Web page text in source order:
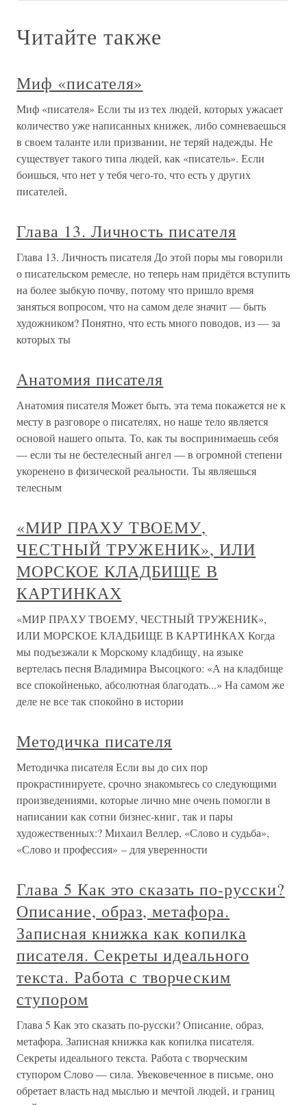
Читайте также
Миф «писателя»
Миф «писателя» Если ты из тех людей, которых ужасает
количество уже написанных книжек, либо сомневаешься
в своем таланте или призвании, не теряй надежды. Не
существует такого типа людей, как «писатель». Если
боишься, что нет у тебя чего-то, что есть у других
писателей,
Глава 13. Личность писателя
Глава 13. Личность писателя До этой поры мы говорили
о писательском ремесле, но теперь нам придётся вступить
на более зыбкую почву, потому что пришло время
заняться вопросом, что на самом деле значит — быть
художником? Понятно, что есть много поводов, из — за
которых ты
Анатомия писателя
Анатомия писателя Может быть, эта тема покажется не к
месту в разговоре о писателях, но наше тело является
основой нашего опыта. То, как ты воспринимаешь себя
— если ты не бестелесный ангел — в огромной степени
укоренено в физической реальности. Ты являешься
телесным
«МИР ПРАХУ ТВОЕМУ,
ЧЕСТНЫЙ ТРУЖЕНИК», ИЛИ
МОРСКОЕ КЛАДБИЩЕ В
КАРТИНКАХ
«МИР ПРАХУ ТВОЕМУ, ЧЕСТНЫЙ ТРУЖЕНИК»,
ИЛИ МОРСКОЕ КЛАДБИЩЕ В КАРТИНКАХ Когда
мы подъезжали к Морскому кладбищу, на языке
вертелась песня Владимира Высоцкого: «А на кладбище
все спокойненько, абсолютная благодать...» На самом же
деле не все так спокойно в истории
Методичка писателя
Методичка писателя Если вы до сих пор
прокрастинируете, срочно знакомьтесь со следующими
произведениями, которые лично мне очень помогли в
написании как сотни бизнес-книг, так и пары
художественных:? Михаил Веллер, «Слово и судьба»,
«Слово и профессия» – для уверенности
Глава 5 Как это сказать по-русски?
Описание, образ, метафора.
Записная книжка как копилка
писателя. Секреты идеального
текста. Работа с творческим
ступором
Глава 5 Как это сказать по-русски? Описание, образ,
метафора. Записная книжка как копилка писателя.
Секреты идеального текста. Работа с творческим
ступором Слово — сила. Увековеченное в письме, оно
обретает власть над мыслью и мечтой людей, и границ